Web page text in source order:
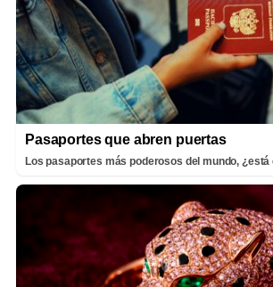
Pasaportes que abren puertas
Los pasaportes más poderosos del mundo, ¿está